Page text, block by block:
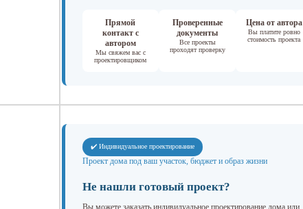
Прямой
контакт с
автором
Мы свяжем вас с
проектировщиком
Проверенные
документы
Все проекты
проходят проверку
Цена от автора
Вы платите ровно
стоимость проекта
✔️ Индивидуальное проектирование
Проект дома под ваш участок, бюджет и образ жизни
Не нашли готовый проект?
Вы можете заказать индивидуальное проектирование дома или